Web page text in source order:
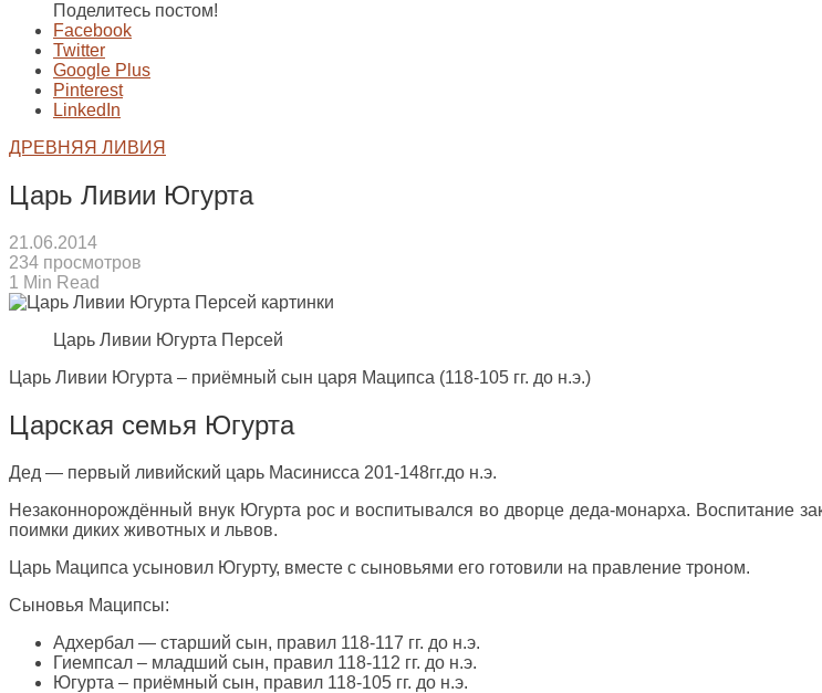
Поделитесь постом!
Facebook
Twitter
Google Plus
Pinterest
LinkedIn
ДРЕВНЯЯ ЛИВИЯ
Царь Ливии Югурта
21.06.2014
234 просмотров
1 Min Read
Царь Ливии Югурта Персей
Царь Ливии Югурта – приёмный сын царя Маципса (118-105 гг. до н.э.)
Царская семья Югурта
Дед — первый ливийский царь Масинисса 201-148гг.до н.э.
Незаконнорождённый внук Югурта рос и воспитывался во дворце деда-монарха. Воспитание
поимки диких животных и львов.
Царь Маципса усыновил Югурту, вместе с сыновьями его готовили на правление троном.
Сыновья Маципсы:
Адхербал — старший сын, правил 118-117 гг. до н.э.
Гиемпсал – младший сын, правил 118-112 гг. до н.э.
Югурта – приёмный сын, правил 118-105 гг. до н.э.